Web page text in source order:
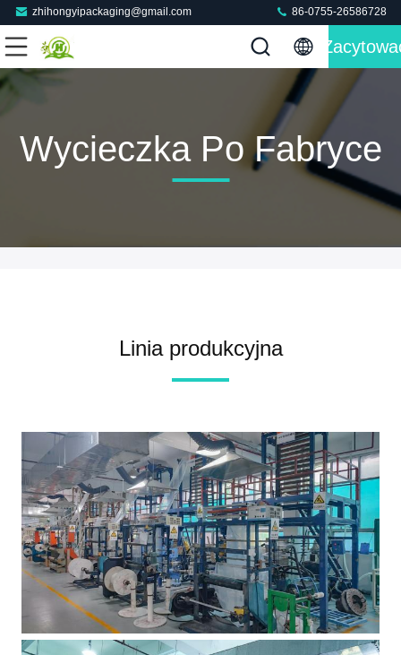
zhihongyipackaging@gmail.com 86-0755-26586728
Wycieczka Po Fabryce
Linia produkcyjna